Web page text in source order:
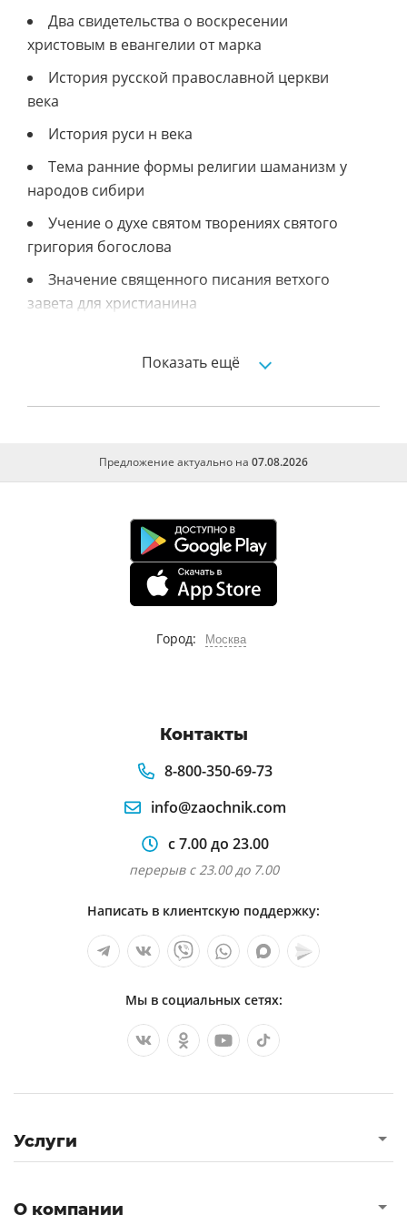
Два свидетельства о воскресении
христовым в евангелии от марка
История русской православной церкви
века
История руси н века
Тема ранние формы религии шаманизм у
народов сибири
Учение о духе святом творениях святого
григория богослова
Значение священного писания ветхого
завета для христианина
Разобрать одно из произведений
новозаветными текстами отражения в
мировой художественной культур
Внешнеполитическая деятельность
русской православной церкви при патриархе
Сошествие во ад христа спасителя
Евангелизация по стюарту
Принятие христианства русью значение
Буддизм и конфуцианство в японии
христианство
Библейская история ветхого завета тема на
Реферат по предмету
Показать ещё
Предложение актуально на 07.08.2026
Город: Москва
Контакты
8-800-350-69-73
info@zaochnik.com
с 7.00 до 23.00
перерыв с 23.00 до 7.00
Написать в клиентскую поддержку:
Мы в социальных сетях:
Услуги
О компании